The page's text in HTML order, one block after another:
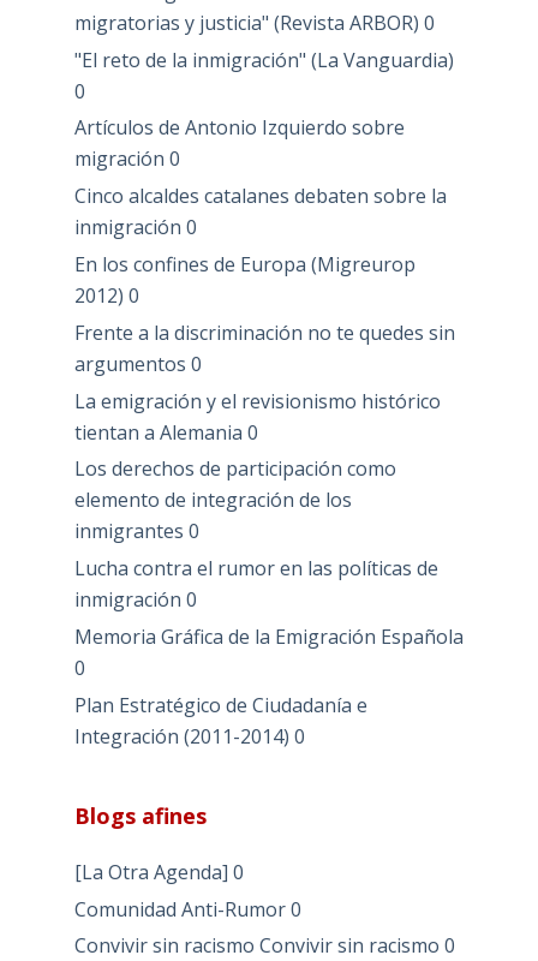
migratorias y justicia" (Revista ARBOR) 0
"El reto de la inmigración" (La Vanguardia)
0
Artículos de Antonio Izquierdo sobre
migración 0
Cinco alcaldes catalanes debaten sobre la
inmigración 0
En los confines de Europa (Migreurop
2012) 0
Frente a la discriminación no te quedes sin
argumentos 0
La emigración y el revisionismo histórico
tientan a Alemania 0
Los derechos de participación como
elemento de integración de los
inmigrantes 0
Lucha contra el rumor en las políticas de
inmigración 0
Memoria Gráfica de la Emigración Española
0
Plan Estratégico de Ciudadanía e
Integración (2011-2014) 0
Blogs afines
[La Otra Agenda] 0
Comunidad Anti-Rumor0
Convivir sin racismo Convivir sin racismo 0